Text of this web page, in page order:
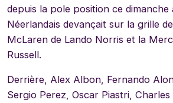
depuis la pole position ce
Néerlandais devançait sur la grille
McLaren de Lando Norris et la
Russell.
Derrière, Alex Albon, Fernando
Sergio Perez, Oscar Piastri,